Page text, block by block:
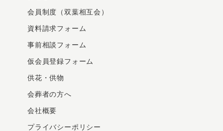
会員制度（双葉相互会）
資料請求フォーム
事前相談フォーム
仮会員登録フォーム
供花・供物
会葬者の方へ
会社概要
プライバシーポリシー